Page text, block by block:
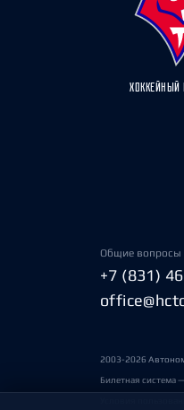
ХОККЕЙНЫЙ
Общие вопросы
+7 (831)
2003-2026
Билетная система —